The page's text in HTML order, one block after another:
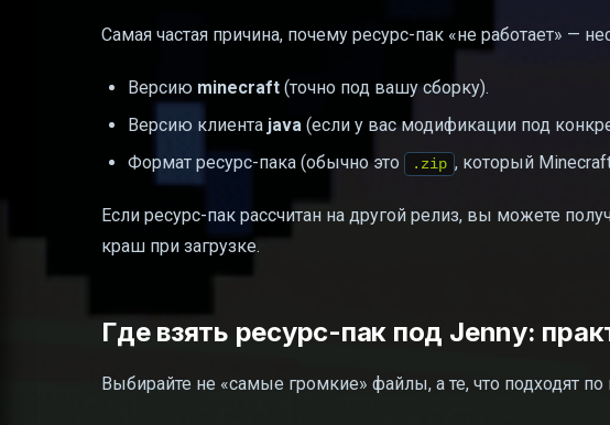
Самая частая причина, почему ресурс-пак «не работает» —
Версию minecraft (точно под вашу сборку).
Версию клиента java (если у вас модификации под
Формат ресурс-пака (обычно это
.zip , который
Если ресурс-пак рассчитан на другой релиз, вы можете
краш при загрузке.
Где взять ресурс-пак под Jenny:
Выбирайте не «самые громкие» файлы, а те, что подходят